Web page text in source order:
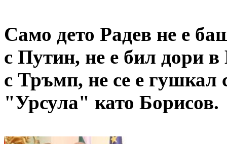
Само дето Радев не е
с Путин, не е бил дори
с Тръмп, не се е
"Урсула" като Борисов.